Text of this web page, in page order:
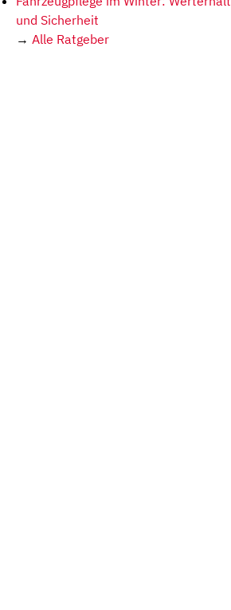
und Sicherheit
→ Alle Ratgeber